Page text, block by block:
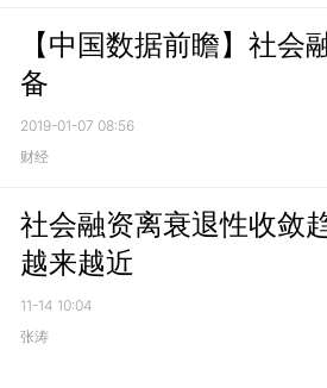
【中国数据前瞻】社
备
2019-01-07 08:56
财经
社会融资离衰退性收敛
越来越近
11-14 10:04
张涛